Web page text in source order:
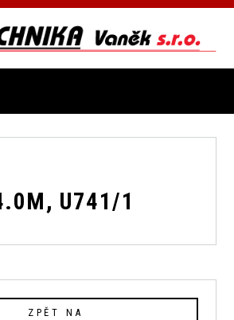
U741/1
ZPĚT NA